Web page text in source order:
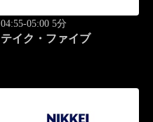
04:55-05:00 5分
テイク・ファイブ